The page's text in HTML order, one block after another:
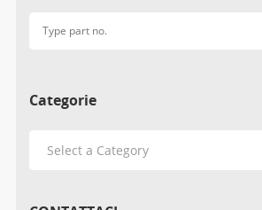
Categorie